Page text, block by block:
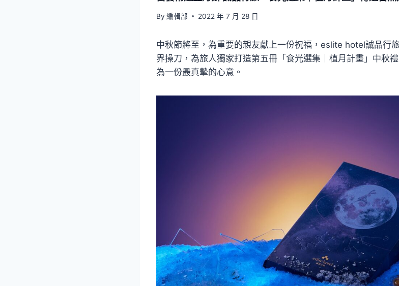
By 編輯部 2022 年 7 月 28 日
中秋節將至，為重要的親友獻上一份祝福，eslite hotel誠品行
界操刀，為旅人獨家打造第五冊「食光選集｜植月計畫」中秋
為一份最真摯的心意。